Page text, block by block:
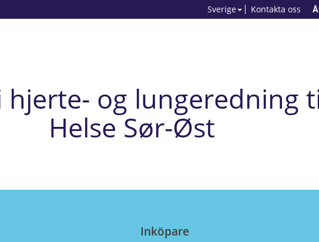
Kontakta oss
Sverige
og lungeredning
Helse Sør-Øst
Inköpare